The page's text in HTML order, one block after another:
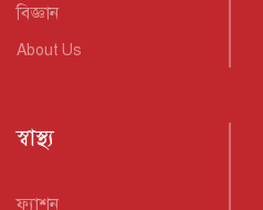
বিজ্ঞান
About Us
স্বাস্থ্য
ফ্যাশন